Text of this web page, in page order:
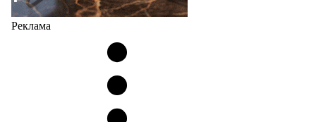
Реклама